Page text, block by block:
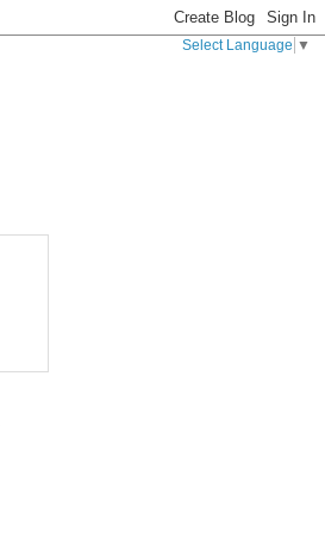
Select Language ▼